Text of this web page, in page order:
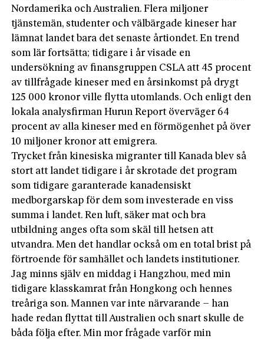
Nordamerika och Australien. Flera miljoner
tjänstemän, studenter och välbärgade kineser har
lämnat landet bara det senaste årtiondet. En trend
som lär fortsätta; tidigare i år visade en
undersökning av finansgruppen CSLA att 45 procent
av tillfrågade kineser med en årsinkomst på drygt
125 000 kronor ville flytta utomlands. Och enligt den
lokala analysfirman Hurun Report överväger 64
procent av alla kineser med en förmögenhet på över
10 miljoner kronor att emigrera.
Trycket från kinesiska migranter till Kanada blev så
stort att landet tidigare i år skrotade det program
som tidigare garanterade kanadensiskt
medborgarskap för dem som investerade en viss
summa i landet. Ren luft, säker mat och bra
utbildning anges ofta som skäl till hetsen att
utvandra. Men det handlar också om en total brist på
förtroende för samhället och landets institutioner.
Jag minns själv en middag i Hangzhou, med min
tidigare klasskamrat från Hongkong och hennes
treåriga son. Mannen var inte närvarande – han
hade redan flyttat till Australien och snart skulle de
båda följa efter. Min mor frågade varför min